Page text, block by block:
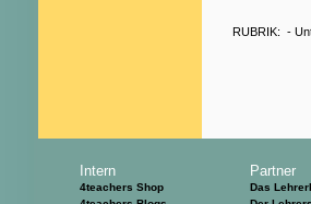
RUBRIK: -
Intern
4teachers Shop
Partner
Das